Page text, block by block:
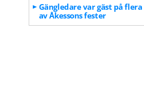
Gängledare var gäst på flera
av Åkessons fester